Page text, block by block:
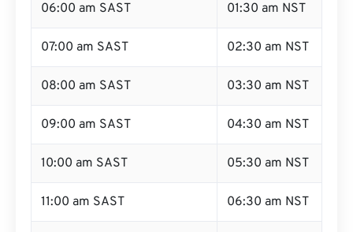
06:00 am SAST 01:30 am NST
07:00 am SAST 02:30 am NST
08:00 am SAST 03:30 am NST
09:00 am SAST 04:30 am NST
10:00 am SAST 05:30 am NST
11:00 am SAST 06:30 am NST